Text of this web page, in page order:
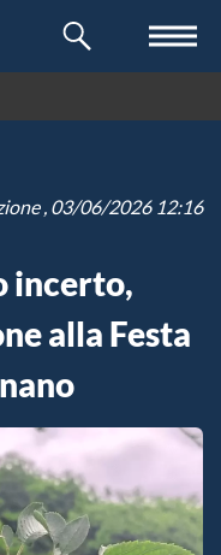
, 03/06/2026 12:16
incerto,
alla Festa